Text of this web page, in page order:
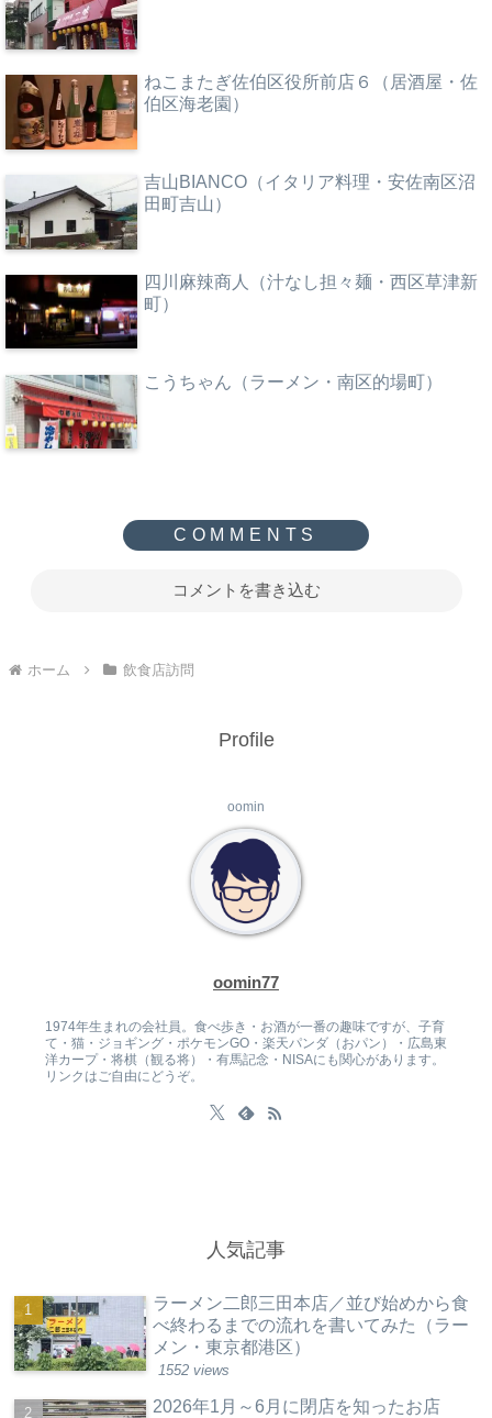
ねこまたぎ佐伯区役所前店６（居酒屋・佐
伯区海老園）
吉山BIANCO（イタリア料理・安佐南区沼
田町吉山）
四川麻辣商人（汁なし担々麺・西区草津新
町）
こうちゃん（ラーメン・南区的場町）
コメントを書き込む
ホーム 飲食店訪問
Profile
oomin
oomin77
1974年生まれの会社員。食べ歩き・お酒が一番の趣味ですが、子育
て・猫・ジョギング・ポケモンGO・楽天パンダ（おパン）・広島東
洋カープ・将棋（観る将）・有馬記念・NISAにも関心があります。
リンクはご自由にどうぞ。
人気記事
ラーメン二郎三田本店／並び始めから食
べ終わるまでの流れを書いてみた（ラー
メン・東京都港区）
1552 views
2026年1月～6月に閉店を知ったお店